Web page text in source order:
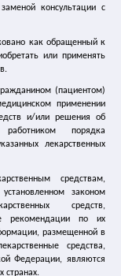
консультации с
как обращенный к
или применять
(пациентом)
применении
и/или решения об
порядка
лекарственных
средствам,
законом
средств,
рекомендации по их
размещенной в
средства,
Федерации, являются
странах.